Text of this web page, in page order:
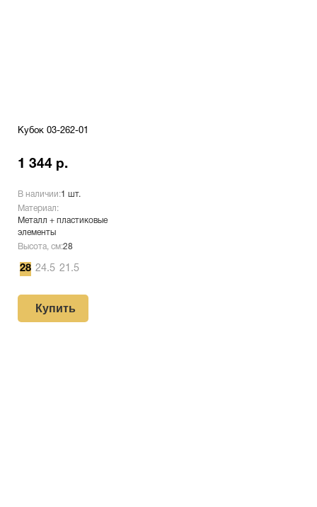
Кубок 03-262-01
1 344 р.
В наличии:1 шт.
Материал:
Металл + пластиковые
элементы
Высота, см:28
28 24.5 21.5
Купить